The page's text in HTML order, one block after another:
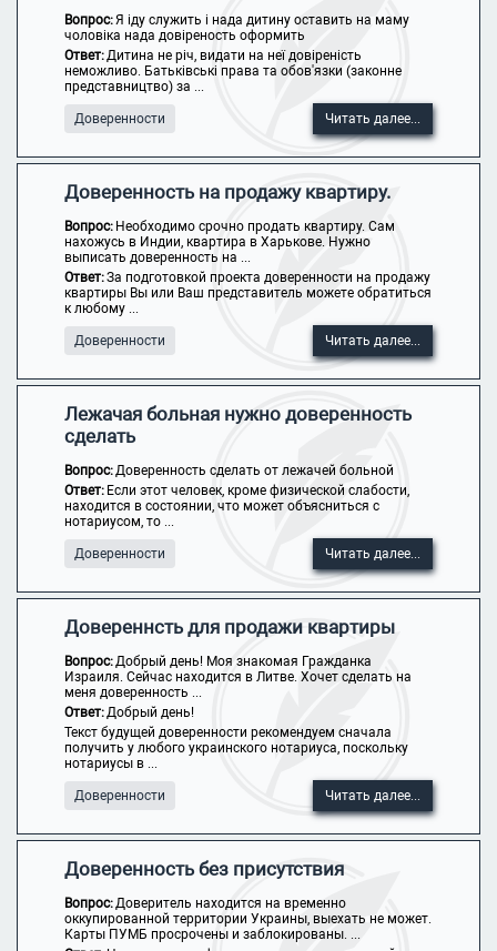
Вопрос:Я іду служить і нада дитину оставить на маму
чоловіка нада довіреность оформить
Ответ:Дитина не річ, видати на неї довіреність
неможливо. Батьківські права та обов'язки (законне
представництво) за ...
Доверенности Читать далее...
Доверенность на продажу квартиру.
Вопрос: Необходимо срочно продать квартиру. Сам
нахожусь в Индии, квартира в Харькове. Нужно
выписать доверенность на ...
Ответ:За подготовкой проекта доверенности на продажу
квартиры Вы или Ваш представитель можете обратиться
к любому ...
Доверенности Читать далее...
Лежачая больная нужно доверенность
сделать
Вопрос:Доверенность сделать от лежачей больной
Ответ: Если этот человек, кроме физической слабости,
находится в состоянии, что может объясниться с
нотариусом, то ...
Доверенности Читать далее...
Довереннсть для продажи квартиры
Вопрос:Добрый день! Моя знакомая Гражданка
Израиля. Сейчас находится в Литве. Хочет сделать на
меня доверенность ...
Ответ:Добрый день!
Текст будущей доверенности рекомендуем сначала
получить у любого украинского нотариуса, поскольку
нотариусы в ...
Доверенности Читать далее...
Доверенность без присутствия
Вопрос:Доверитель находится на временно
оккупированной территории Украины, выехать не может.
Карты ПУМБ просрочены и заблокированы. ...